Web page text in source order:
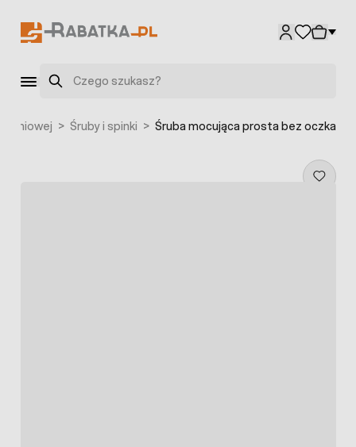
Szukaj
> Śruby i spinki > Śruba mocująca prosta bez oczka